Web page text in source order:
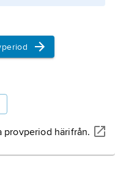
provperiod härifrån.